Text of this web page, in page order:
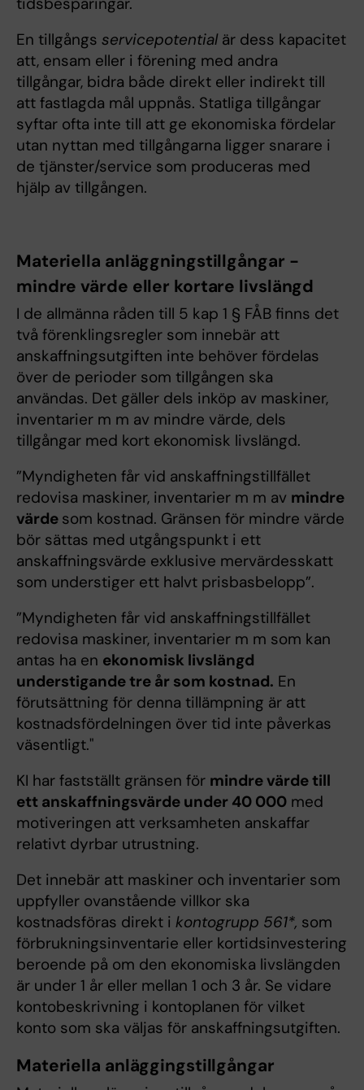
En tillgångs servicepotential är dess kapacitet
att, ensam eller i förening med andra
tillgångar, bidra både direkt eller indirekt till
att fastlagda mål uppnås. Statliga tillgångar
syftar ofta inte till att ge ekonomiska fördelar
utan nyttan med tillgångarna ligger snarare i
de tjänster/service som produceras med
hjälp av tillgången.
Materiella anläggningstillgångar -
mindre värde eller kortare livslängd
I de allmänna råden till 5 kap 1 § FÅB finns det
två förenklingsregler som innebär att
anskaffningsutgiften inte behöver fördelas
över de perioder som tillgången ska
användas. Det gäller dels inköp av maskiner,
inventarier m m av mindre värde, dels
tillgångar med kort ekonomisk livslängd.
”Myndigheten får vid anskaffningstillfället
redovisa maskiner, inventarier m m av mindre
värde som kostnad. Gränsen för mindre värde
bör sättas med utgångspunkt i ett
anskaffningsvärde exklusive mervärdesskatt
som understiger ett halvt prisbasbelopp”.
”Myndigheten får vid anskaffningstillfället
redovisa maskiner, inventarier m m som kan
antas ha en ekonomisk livslängd
understigande tre år som kostnad. En
förutsättning för denna tillämpning är att
kostnadsfördelningen över tid inte påverkas
väsentligt."
KI har fastställt gränsen för mindre värde till
ett anskaffningsvärde under 40 000 med
motiveringen att verksamheten anskaffar
relativt dyrbar utrustning.
Det innebär att maskiner och inventarier som
uppfyller ovanstående villkor ska
kostnadsföras direkt i kontogrupp 561*, som
förbrukningsinventarie eller kortidsinvestering
beroende på om den ekonomiska livslängden
är under 1 år eller mellan 1 och 3 år. Se vidare
kontobeskrivning i kontoplanen för vilket
konto som ska väljas för anskaffningsutgiften.
Materiella anläggingstillgångar